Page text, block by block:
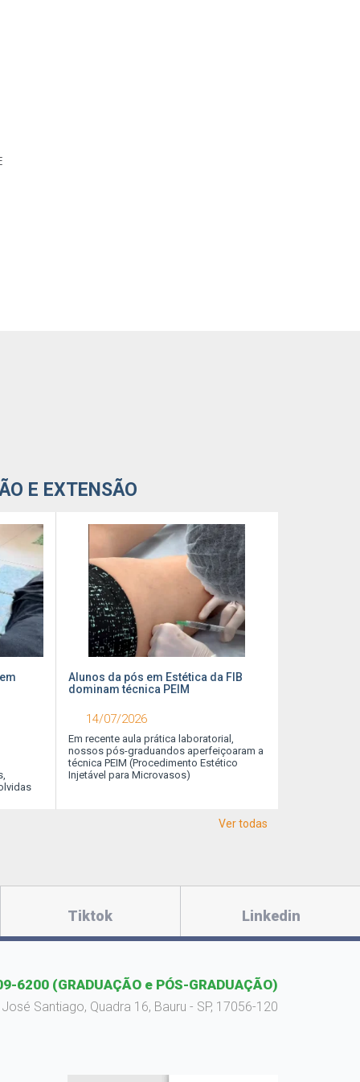
Parabéns, Bauru: quase 30 anos
transformando nossa história
01/08/2026
Inspirada no pioneirismo e no legado da
família Ranieri, a FIB há quase 30 anos
forma profissionais de destaque,
impulsiona grandes sonhos e contribui
E EXTENSÃO
Alunos da pós em Estética da FIB
dominam técnica PEIM
14/07/2026
Em recente aula prática laboratorial,
nossos pós-graduandos aperfeiçoaram a
técnica PEIM (Procedimento Estético
Injetável para Microvasos)
Ver todas
Tiktok Linkedin
6200 (GRADUAÇÃO e PÓS-GRADUAÇÃO)
José Santiago, Quadra 16, Bauru - SP, 17056-120